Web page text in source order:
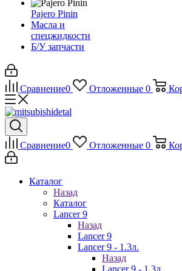
Pajero Pinin
Масла и
спецжидкости
Б/У запчасти
Сравнение0 Отложенные 0
Сравнение0 Отложенные 0
Каталог
Назад
Каталог
Lancer 9
Назад
Lancer 9
Lancer 9 - 1.3л.
Назад
Lancer 9 - 1.3л.